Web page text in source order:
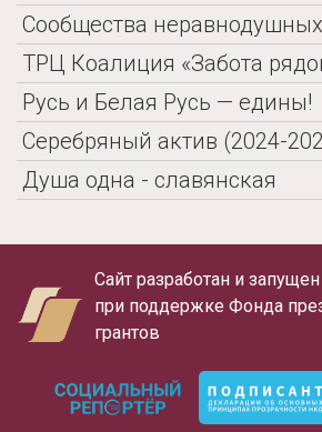
Сообщества неравнодушных
ТРЦ Коалиция «Забота
Русь и Белая Русь — едины!
Серебряный актив (2024-
Душа одна - славянская
Сайт разработан и запущен
при поддержке Фонда
грантов